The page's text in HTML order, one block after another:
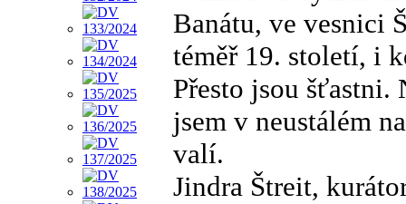
Banátu, ve vesnici
téměř 19. století, i
Přesto jsou
jsem v neustálém
valí.
Jindra Štreit,